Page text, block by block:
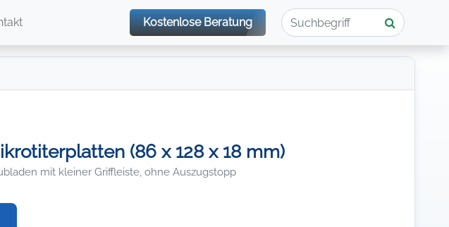
Kostenlose Beratung
(86 x 128 x 18 mm)
mit kleiner Griffleiste, ohne Auszugstopp